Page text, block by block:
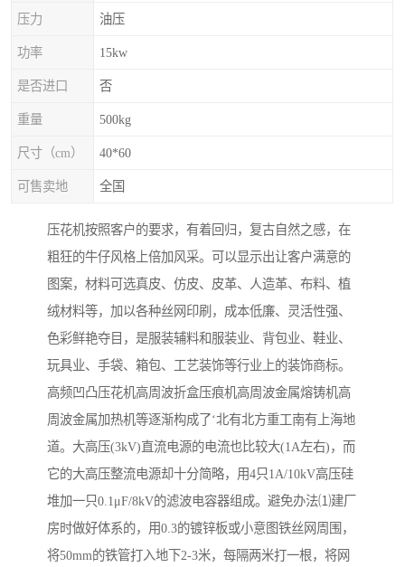
压力 油压
功率 15kw
是否进口 否
重量 500kg
尺寸（cm） 40*60
可售卖地 全国
压花机按照客户的要求，有着回归，复古自然之感，在
粗狂的牛仔风格上倍加风采。可以显示出让客户满意的
图案，材料可选真皮、仿皮、皮革、人造革、布料、植
绒材料等，加以各种丝网印刷，成本低廉、灵活性强、
色彩鲜艳夺目，是服装辅料和服装业、背包业、鞋业、
玩具业、手袋、箱包、工艺装饰等行业上的装饰商标。
高频凹凸压花机高周波折盒压痕机高周波金属熔铸机高
周波金属加热机等逐渐构成了‘北有北方重工南有上海地
道。大高压(3kV)直流电源的电流也比较大(1A左右)，而
它的大高压整流电源却十分简略，用4只1A/10kV高压硅
堆加一只0.1μF/8kV的滤波电容器组成。避免办法⑴建厂
房时做好体系的，用0.3的镀锌板或小意图铁丝网周围，
将50mm的铁管打入地下2-3米，每隔两米打一根，将网